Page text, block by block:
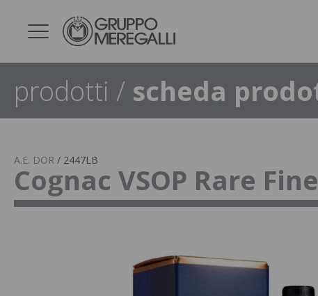
prodotti / scheda
A.E. DOR / 2447LB
Cognac VSOP Rare